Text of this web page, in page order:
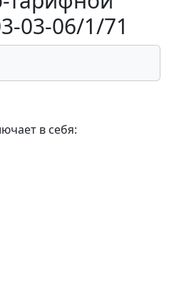
03-06/1/71
в себя: